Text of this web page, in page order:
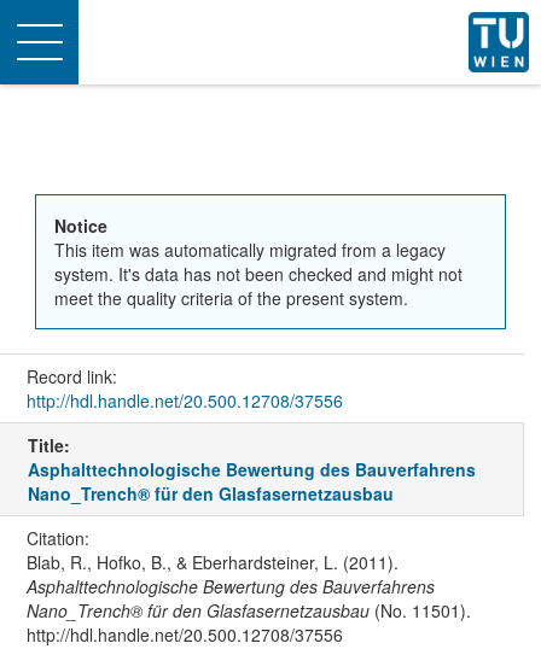
Toggle
navigation
Notice
This item was automatically migrated from a legacy
system. It's data has not been checked and might not
meet the quality criteria of the present system.
Record link:
http://hdl.handle.net/20.500.12708/37556
Title:
Asphalttechnologische Bewertung des Bauverfahrens
Nano_Trench® für den Glasfasernetzausbau
Citation:
Blab, R., Hofko, B., & Eberhardsteiner, L. (2011).
Asphalttechnologische Bewertung des Bauverfahrens
Nano_Trench® für den Glasfasernetzausbau(No. 11501).
http://hdl.handle.net/20.500.12708/37556